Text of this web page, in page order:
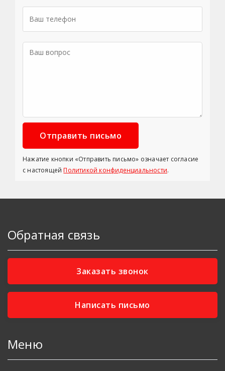
Нажатие кнопки «Отправить письмо» означает согласие
с настоящейПолитикой конфиденциальности.
Обратная связь
Заказать звонок
Написать письмо
Меню